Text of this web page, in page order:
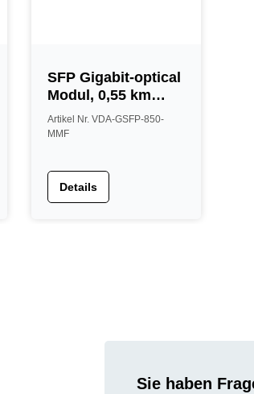
SFP Gigabit-optical
Modul, 0,55 km
Reichweite
Artikel Nr. VDA-GSFP-850-
MMF
Details
Sie haben